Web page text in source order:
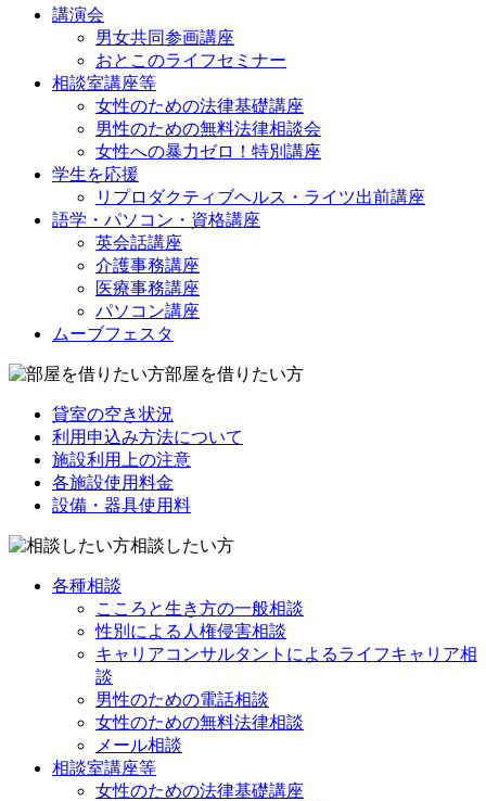
講演会
男女共同参画講座
おとこのライフセミナー
相談室講座等
女性のための法律基礎講座
男性のための無料法律相談会
女性への暴力ゼロ！特別講座
学生を応援
リプロダクティブヘルス・ライツ出前講座
語学・パソコン・資格講座
英会話講座
介護事務講座
医療事務講座
パソコン講座
ムーブフェスタ
部屋を借りたい方
貸室の空き状況
利用申込み方法について
施設利用上の注意
各施設使用料金
設備・器具使用料
相談したい方
各種相談
こころと生き方の一般相談
性別による人権侵害相談
キャリアコンサルタントによるライフキャリア相
談
男性のための電話相談
女性のための無料法律相談
メール相談
相談室講座等
女性のための法律基礎講座